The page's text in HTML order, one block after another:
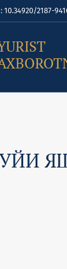
10.34920/2187-